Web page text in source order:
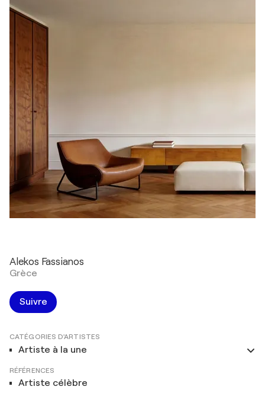
Alekos Fassianos
Grèce
Suivre
CATÉGORIES D'ARTISTES
Artiste à la une
RÉFÉRENCES
Artiste célèbre